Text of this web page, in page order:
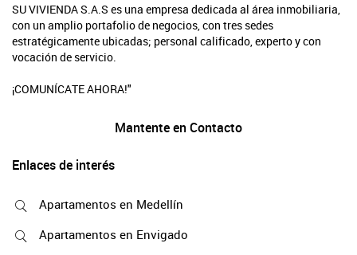
SU VIVIENDA S.A.S es una empresa dedicada al área inmobiliaria,
con un amplio portafolio de negocios, con tres sedes
estratégicamente ubicadas; personal calificado, experto y con
vocación de servicio.
¡COMUNÍCATE AHORA!"
Mantente en Contacto
Enlaces de interés
Apartamentos en Medellín
Apartamentos en Envigado